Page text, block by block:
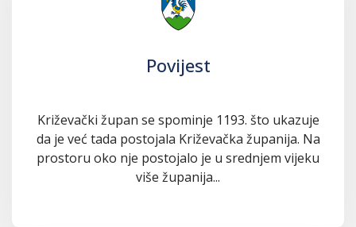
Povijest
Križevački župan se spominje 1193. što ukazuje
da je već tada postojala Križevačka županija. Na
prostoru oko nje postojalo je u srednjem vijeku
više županija...